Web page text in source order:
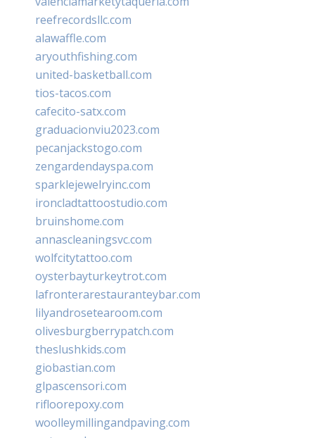
reefrecordsllc.com
alawaffle.com
aryouthfishing.com
united-basketball.com
tios-tacos.com
cafecito-satx.com
graduacionviu2023.com
pecanjackstogo.com
zengardendayspa.com
sparklejewelryinc.com
ironcladtattoostudio.com
bruinshome.com
annascleaningsvc.com
wolfcitytattoo.com
oysterbayturkeytrot.com
lafronterarestauranteybar.com
lilyandrosetearoom.com
olivesburgberrypatch.com
theslushkids.com
giobastian.com
glpascensori.com
rifloorepoxy.com
woolleymillingandpaving.com